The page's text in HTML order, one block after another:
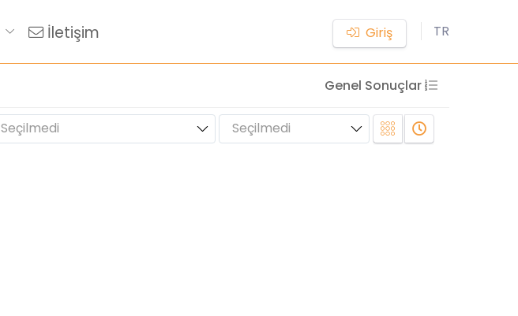
İletişim Giriş TR
Genel Sonuçlar
Seçilmedi Seçilmedi